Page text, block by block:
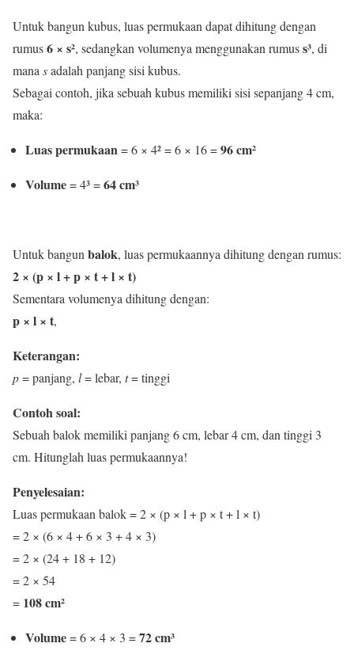
Untuk bangun kubus, luas permukaan dapat dihitung dengan
rumus6 × s², sedangkan volumenya menggunakan rumuss³, di
mana sadalah panjang sisi kubus.
Sebagai contoh, jika sebuah kubus memiliki sisi sepanjang 4 cm,
maka:
Luas permukaan= 6 × 4² = 6 × 16 =96 cm²
Volume= 4³ =64 cm³
Untuk bangun balok, luas permukaannya dihitung dengan rumus:
2 × (p × l + p × t + l × t)
Sementara volumenya dihitung dengan:
p × l × t,
Keterangan:
p= panjang, l= lebar, t= tinggi
Contoh soal:
Sebuah balok memiliki panjang 6 cm, lebar 4 cm, dan tinggi 3
cm. Hitunglah luas permukaannya!
Penyelesaian:
Luas permukaan balok = 2 × (p × l + p × t + l × t)
= 2 × (6 × 4 + 6 × 3 + 4 × 3)
= 2 × (24 + 18 + 12)
= 2 × 54
= 108 cm²
Volume= 6 × 4 × 3 =72 cm³